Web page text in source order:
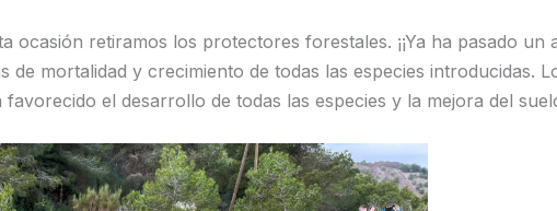
ocasión retiramos los protectores forestales. ¡¡Ya ha pasado un
de mortalidad y crecimiento de todas las especies introducidas.
el desarrollo de todas las especies y la mejora del